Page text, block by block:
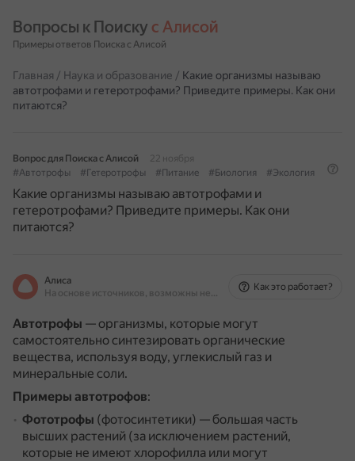
Вопросы к Поиску с Алисой
Примеры ответов Поиска с Алисой
Главная / Наука и образование / Какие организмы называю
автотрофами и гетеротрофами? Приведите примеры. Как они
питаются?
Вопрос для Поиска с Алисой
22 ноября
#Автотрофы
#Гетеротрофы #Питание #Биология #Экология
Какие организмы называю автотрофами и
гетеротрофами? Приведите примеры. Как они
питаются?
Алиса
На основе источников, возможны неточности
Как это работает?
Автотрофы — организмы, которые могут
самостоятельно синтезировать органические
вещества, используя воду, углекислый газ и
минеральные соли.
Примеры автотрофов:
Фототрофы (фотосинтетики) — большая часть
высших растений (за исключением растений,
которые не имеют хлорофилла или могут